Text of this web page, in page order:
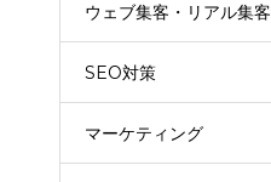
ウェブ集客・リアル集客
SEO対策
マーケティング